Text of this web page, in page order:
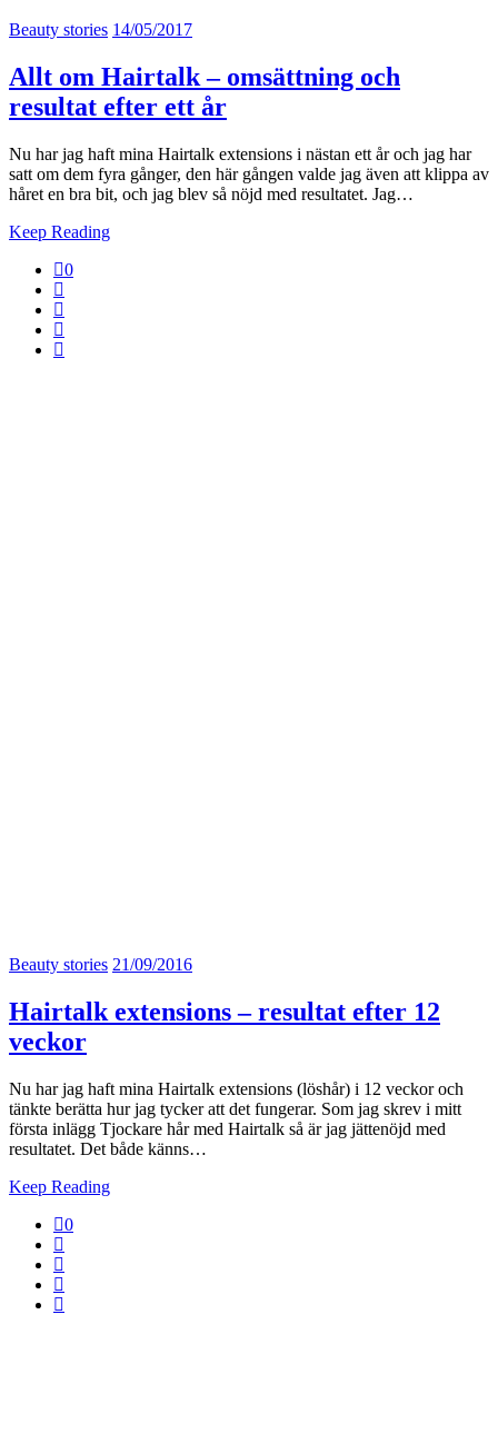
Beauty stories 14/05/2017
Allt om Hairtalk – omsättning och
resultat efter ett år
Nu har jag haft mina Hairtalk extensions i nästan ett år och jag har
satt om dem fyra gånger, den här gången valde jag även att klippa av
håret en bra bit, och jag blev så nöjd med resultatet. Jag…
Keep Reading
0
Beauty stories 21/09/2016
Hairtalk extensions – resultat efter 12
veckor
Nu har jag haft mina Hairtalk extensions (löshår) i 12 veckor och
tänkte berätta hur jag tycker att det fungerar. Som jag skrev i mitt
första inlägg Tjockare hår med Hairtalk så är jag jättenöjd med
resultatet. Det både känns…
Keep Reading
0